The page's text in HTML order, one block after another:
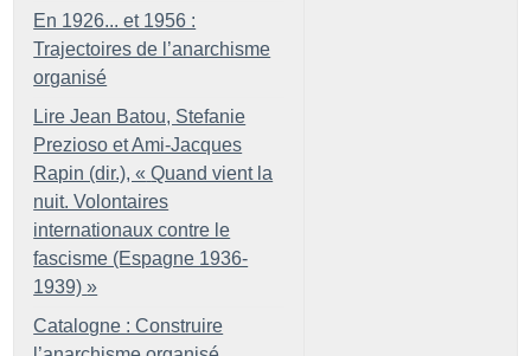
En 1926... et 1956 :
Trajectoires de l’anarchisme
organisé
Lire Jean Batou, Stefanie
Prezioso et Ami-Jacques
Rapin (dir.), « Quand vient la
nuit. Volontaires
internationaux contre le
fascisme (Espagne 1936-
1939) »
Catalogne : Construire